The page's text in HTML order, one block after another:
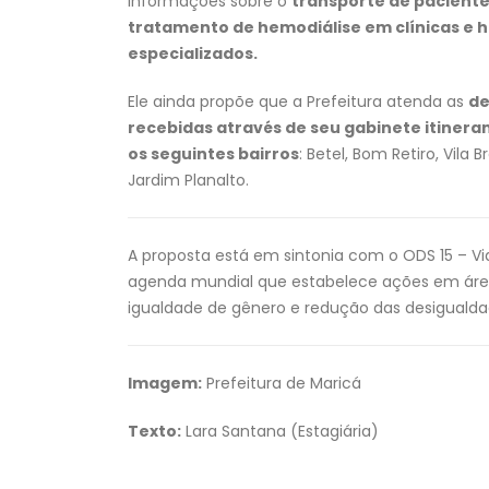
tratamento de hemodiálise em clínicas e
especializados.
Ele ainda propõe que a Prefeitura atenda as
recebidas através de seu gabinete
os seguintes bairros: Betel, Bom Retiro, Vila
Jardim Planalto.
A proposta está em sintonia com o ODS 15 –
agenda mundial que estabelece ações em
igualdade de gênero e redução das
Imagem: Prefeitura de Maricá
Texto: Lara Santana (Estagiária)